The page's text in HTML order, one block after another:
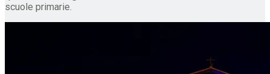
scuole primarie.